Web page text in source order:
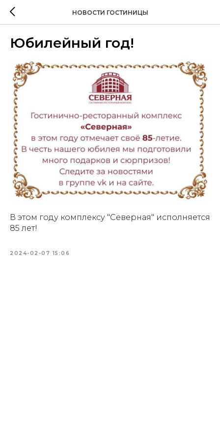
НОВОСТИ ГОСТИНИЦЫ
Юбилейный год!
В этом году комплексу "Северная" исполняется
85 лет!
2024-02-07 15:06